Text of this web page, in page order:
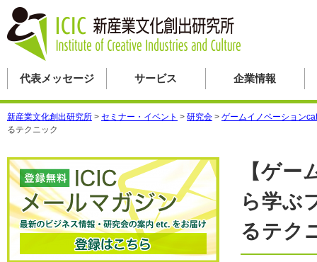
代表メッセージ サービス 企業情報
新産業文化創出研究所 > セミナー・イベント > 研究会 > ゲームイノベーション
るテクニック
【ゲ
ら学ぶ
るテク